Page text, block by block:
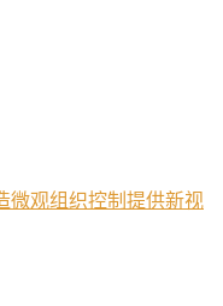
微观组织控制提供新视